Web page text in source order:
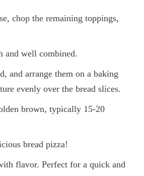
chop the remaining toppings,
and well combined.
and arrange them on a baking
evenly over the bread slices.
brown, typically 15-20
bread pizza!
flavor. Perfect for a quick and